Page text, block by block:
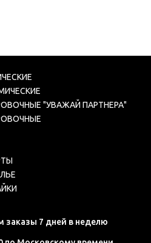
"УВАЖАЙ ПАРТНЕРА"
7 дней в неделю